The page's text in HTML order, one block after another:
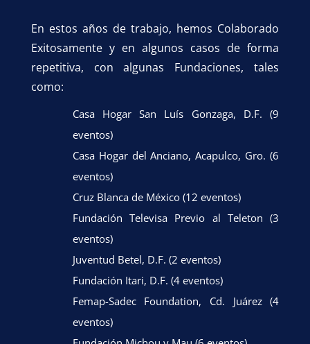
En estos años de trabajo, hemos Colaborado
Exitosamente y en algunos casos de forma
repetitiva, con algunas Fundaciones, tales
como:
Casa Hogar San Luís Gonzaga, D.F. (9
eventos)
Casa Hogar del Anciano, Acapulco, Gro. (6
eventos)
Cruz Blanca de México (12 eventos)
Fundación Televisa Previo al Teleton (3
eventos)
Juventud Betel, D.F. (2 eventos)
Fundación Itari, D.F. (4 eventos)
Femap-Sadec Foundation, Cd. Juárez (4
eventos)